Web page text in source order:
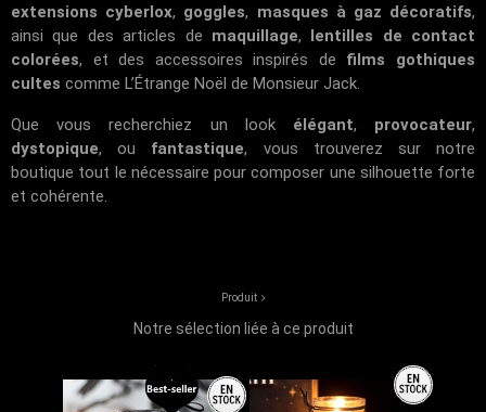
extensions cyberlox, goggles, masques à gaz décoratifs,
ainsi que des articles de maquillage, lentilles de contact
colorées, et des accessoires inspirés de films gothiques
cultes comme L’Étrange Noël de Monsieur Jack.
Que vous recherchiez un look élégant, provocateur,
dystopique, ou fantastique, vous trouverez sur notre
boutique tout le nécessaire pour composer une silhouette forte
et cohérente.
Produit
Notre sélection liée à ce produit